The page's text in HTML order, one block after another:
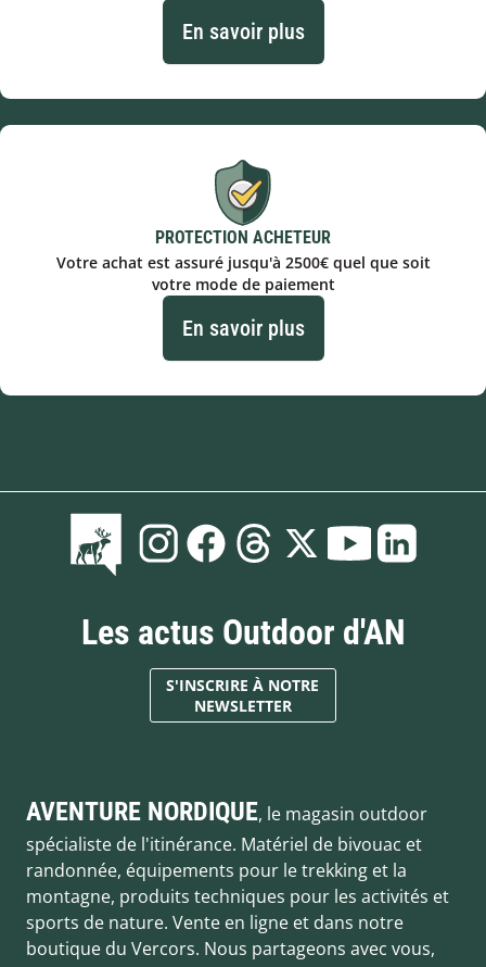
En savoir plus
PROTECTION ACHETEUR
Votre achat est assuré jusqu'à 2500€ quel que soit
votre mode de paiement
En savoir plus
Les actus Outdoor d'AN
S'INSCRIRE À NOTRE
NEWSLETTER
AVENTURE NORDIQUE, le magasin outdoor
spécialiste de l'itinérance. Matériel de bivouac et
randonnée, équipements pour le trekking et la
montagne, produits techniques pour les activités et
sports de nature. Vente en ligne et dans notre
boutique du Vercors. Nous partageons avec vous,